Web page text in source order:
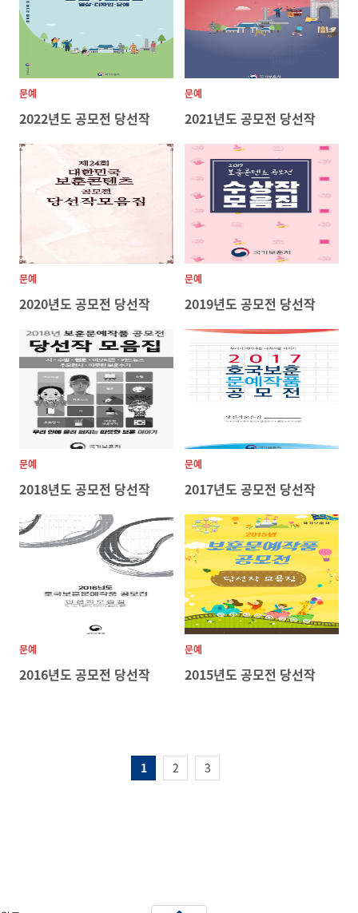
문예
2022년도 공모전 당선작
문예
2021년도 공모전 당선작
문예
2020년도 공모전 당선작
문예
2019년도 공모전 당선작
문예
2018년도 공모전 당선작
문예
2017년도 공모전 당선작
문예
2016년도 공모전 당선작
문예
2015년도 공모전 당선작
1 2 3